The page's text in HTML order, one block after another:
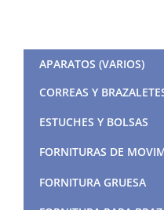
APARATOS (VARIOS)
CORREAS Y
ESTUCHES Y BOLSAS
FORNITURAS DE
FORNITURA GRUESA